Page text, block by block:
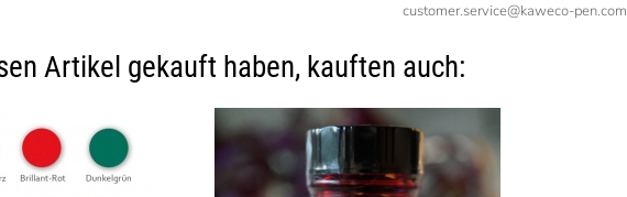
customer.service@kaweco-pen.com
Artikel gekauft haben, kauften auch: